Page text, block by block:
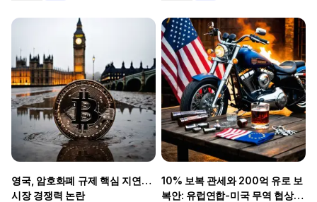
영국, 암호화폐 규제 핵심 지연…
시장 경쟁력 논란
10% 보복 관세와 200억 유로 보
복안: 유럽연합-미국 무역 협상,